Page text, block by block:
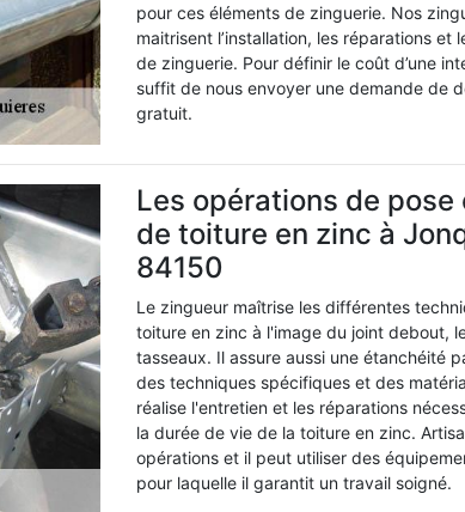
pour ces éléments de zinguerie. Nos
maitrisent l’installation, les réparations et
de zinguerie. Pour définir le coût d’une
suffit de nous envoyer une demande de
gratuit.
Les opérations de
de toiture en zinc à
84150
Le zingueur maîtrise les différentes
toiture en zinc à l'image du joint debout,
tasseaux. Il assure aussi une étanchéité
des techniques spécifiques et des
réalise l'entretien et les réparations
la durée de vie de la toiture en zinc.
opérations et il peut utiliser des
pour laquelle il garantit un travail soigné.